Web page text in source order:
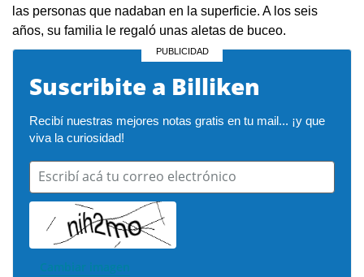
las personas que nadaban en la superficie. A los seis
años, su familia le regaló unas aletas de buceo.
Suscribite a Billiken
Recibí nuestras mejores notas gratis en tu mail... ¡y que
viva la curiosidad!
Escribí acá tu correo electrónico
Cambiar imagen